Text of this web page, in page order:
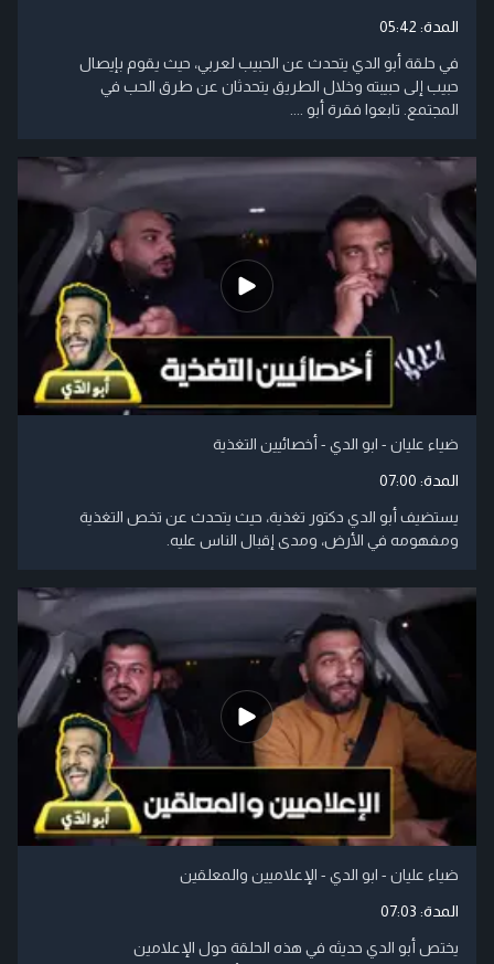
المدة: 05:42
في حلقة أبو الدي يتحدث عن الحبيب لعربي، حيث يقوم بإيصال
حبيب إلى حبيبته وخلال الطريق يتحدثان عن طرق الحب في
المجتمع. تابعوا فقرة أبو ....
ضياء عليان - ابو الدي - أخصائيين التغذية
المدة: 07:00
يستضيف أبو الدي دكتور تغذية، حيث يتحدث عن تخص التغذية
ومفهومه في الأرض، ومدى إقبال الناس عليه.
ضياء عليان - ابو الدي - الإعلاميين والمعلقين
المدة: 07:03
يختص أبو الدي حديثه في هذه الحلقة حول الإعلامين